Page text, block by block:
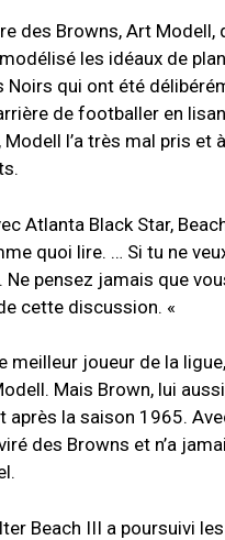
des Browns, Art Modell,
les idéaux de
Noirs qui ont été
de footballer en
Modell l’a très mal pris et
Atlanta Black Star,
quoi lire. … Si tu ne
Ne pensez jamais que
cette discussion. «
meilleur joueur de la
Mais Brown, lui
après la saison 1965.
des Browns et n’a
Beach III a poursuivi